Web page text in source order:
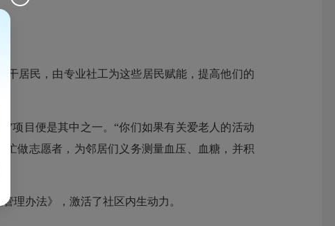
居民，由专业社工为这些居民赋能，提高他们的
目便是其中之一。“你们如果有关爱老人的活动
做志愿者，为邻居们义务测量血压、血糖，并积
理办法》，激活了社区内生动力。